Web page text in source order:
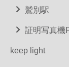
鷲別駅
証明写真機
keep light